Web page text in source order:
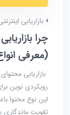
بازاریابی
چرا
(معرفی
رویکردی نوین
این نوع محتوا
تقویت